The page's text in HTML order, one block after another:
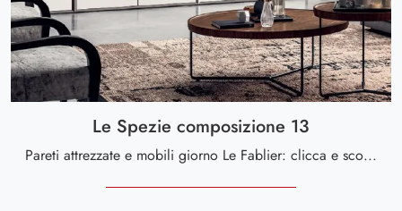
Le Spezie composizione 13
Pareti attrezzate e mobili giorno Le Fablier: clicca e scopri il modello Le Spezie composizione 13 e potrai impreziosire stanze moderne di ogni tipo.